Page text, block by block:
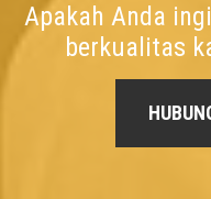
Apakah Anda
berkualitas